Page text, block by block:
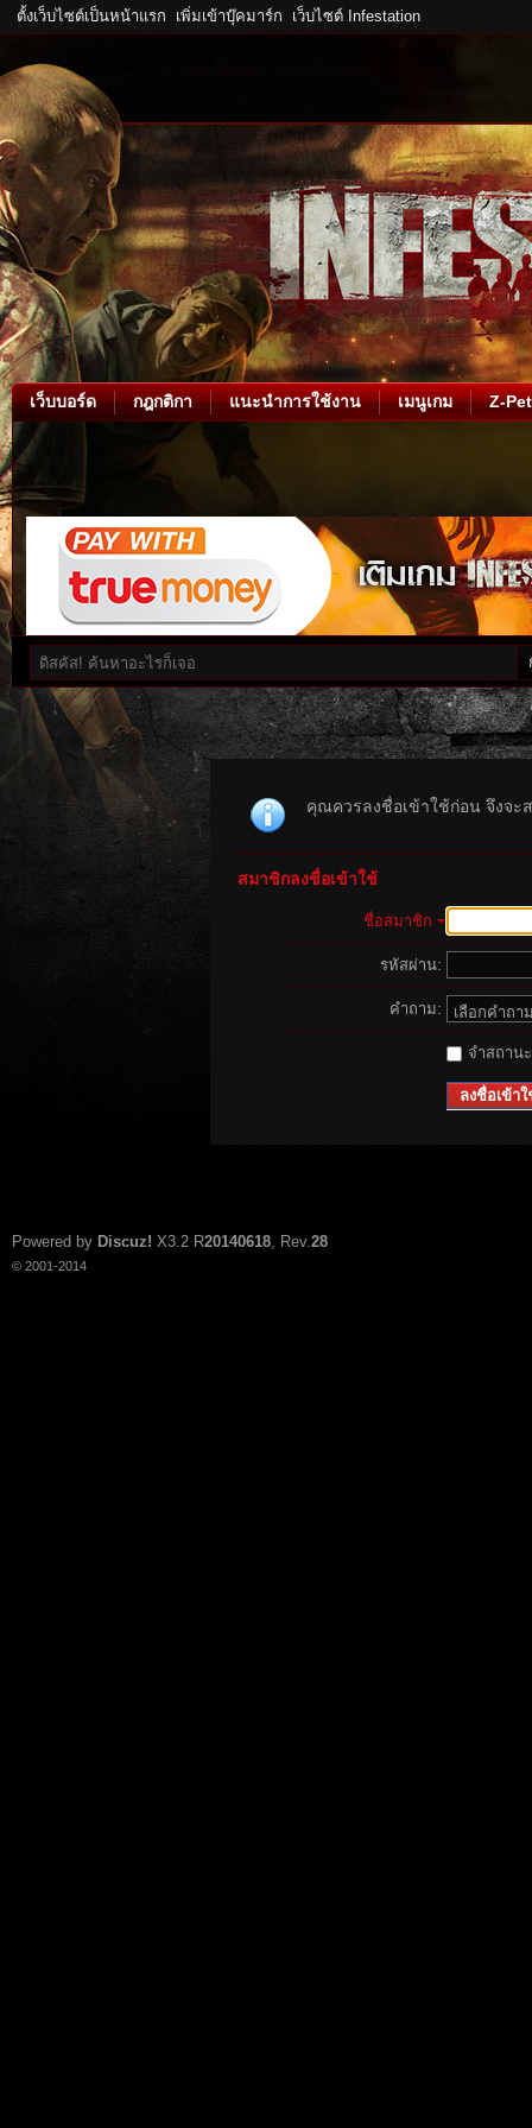
ตั้งเว็บไซต์เป็นหน้าแรก เพิ่มเข้าบุ๊คมาร์ก เว็บไซต์ Infestation
เว็บบอร์ด กฎกติกา แนะนำการใช้งาน เมนูเกม Z-Pet
คุณควรลงชื่อเข้าใช้ก่อน จึงจะ
สมาชิกลงชื่อเข้าใช้
ชื่อสมาชิก
รหัสผ่าน:
คำถาม:
จำสถาน
ลงชื่อเข้าใ
Powered by Discuz! X3.2 R20140618, Rev.28
© 2001-2014